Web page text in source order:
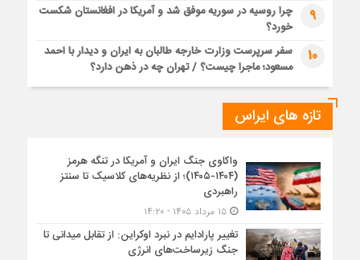
9
چرا روسیه در سوریه موفق شد و آمریکا در افغانستان شکست
خورد؟
10
سفر سرپرست وزارت خارجه طالبان به ایران و دیدار با احمد
مسعود؛ ماجرا چیست؟ / تهران چه در ذهن دارد؟
تازه های ایراس
واکاوی جنگ ایران و آمریکا در تنگه هرمز
(۱۴۰۴-۱۴۰۵)؛ از نظریه‌های کلاسیک تا سنتز
راهبردی
۱۵ مرداد ۱۴۰۵ - ۱۴:۲۰
تغییر پارادایم در نبرد اوکراین: از تقابل میدانی تا
جنگ زیرساخت‌های انرژی